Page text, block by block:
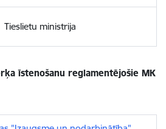
Tieslietu ministrija
īstenošanu reglamentējošie MK